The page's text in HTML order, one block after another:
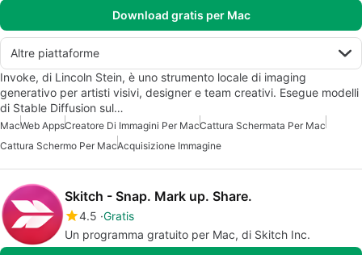
Download gratis per Mac
Altre piattaforme
Invoke, di Lincoln Stein, è uno strumento locale di imaging
generativo per artisti visivi, designer e team creativi. Esegue modelli
di Stable Diffusion sul…
MacWeb AppsCreatore Di Immagini Per MacCattura Schermata Per Mac
Cattura Schermo Per MacAcquisizione Immagine
Skitch - Snap. Mark up. Share.
4.5 Gratis
Un programma gratuito per Mac, di Skitch Inc.